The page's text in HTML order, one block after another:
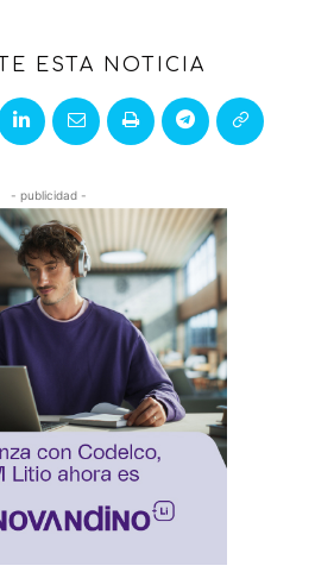
ESTA NOTICIA
- publicidad -